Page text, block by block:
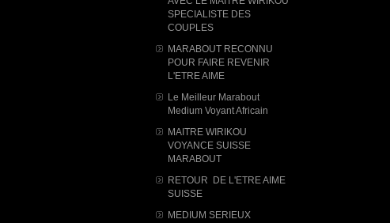
SPECIALISTE DES
COUPLES
MARABOUT RECONNU
POUR FAIRE REVENIR
L'ETRE AIME
Le Meilleur Marabout
Medium Voyant Africain
MAITRE WIRIKOU
VOYANCE SUISSE
MARABOUT
RETOUR DE L'ETRE AIME
SUISSE
MEDIUM SERIEUX